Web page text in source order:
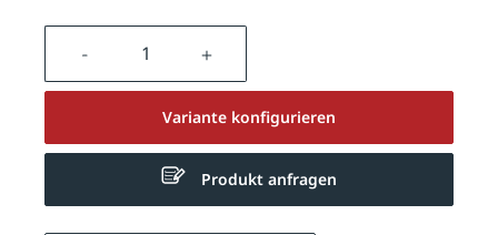
Produkt Anzahl: Gib den
Variante konfigurieren
Produkt anfragen